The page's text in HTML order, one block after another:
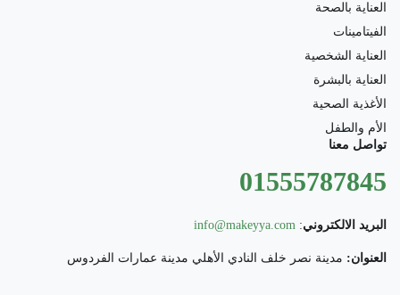
العناية بالصحة
الفيتامينات
العناية الشخصية
العناية بالبشرة
الأغذية الصحية
الأم والطفل
تواصل معنا
01555787845
البريد الالكتروني:
info@makeyya.com
العنوان: مدينة نصر خلف النادي الأهلي مدينة عمارات الفردوس